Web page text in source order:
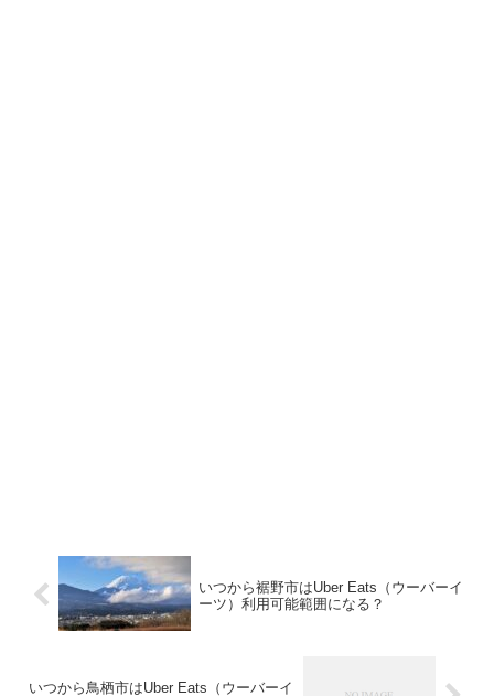
いつから裾野市はUber Eats（ウーバーイ
ーツ）利用可能範囲になる？
いつから鳥栖市はUber Eats（ウーバーイ